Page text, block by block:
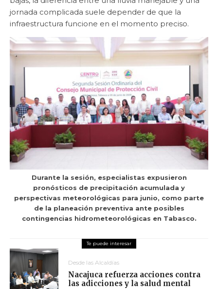
jornada complicada suele depender de que la
infraestructura funcione en el momento preciso.
Durante la sesión, especialistas expusieron
pronósticos de precipitación acumulada y
perspectivas meteorológicas para junio, como parte
de la planeación preventiva ante posibles
contingencias hidrometeorológicas en Tabasco.
Desde las Alcaldías
Nacajuca refuerza acciones contra
las adicciones y la salud mental